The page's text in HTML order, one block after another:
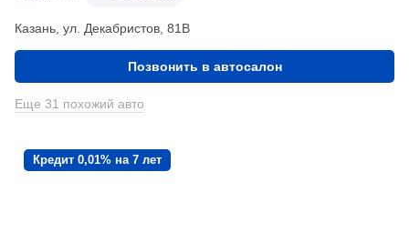
Казань, ул. Декабристов, 81В
Позвонить в автосалон
Еще 31 похожий авто
Кредит 0,01% на 7 лет